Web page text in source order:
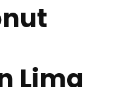
Lima